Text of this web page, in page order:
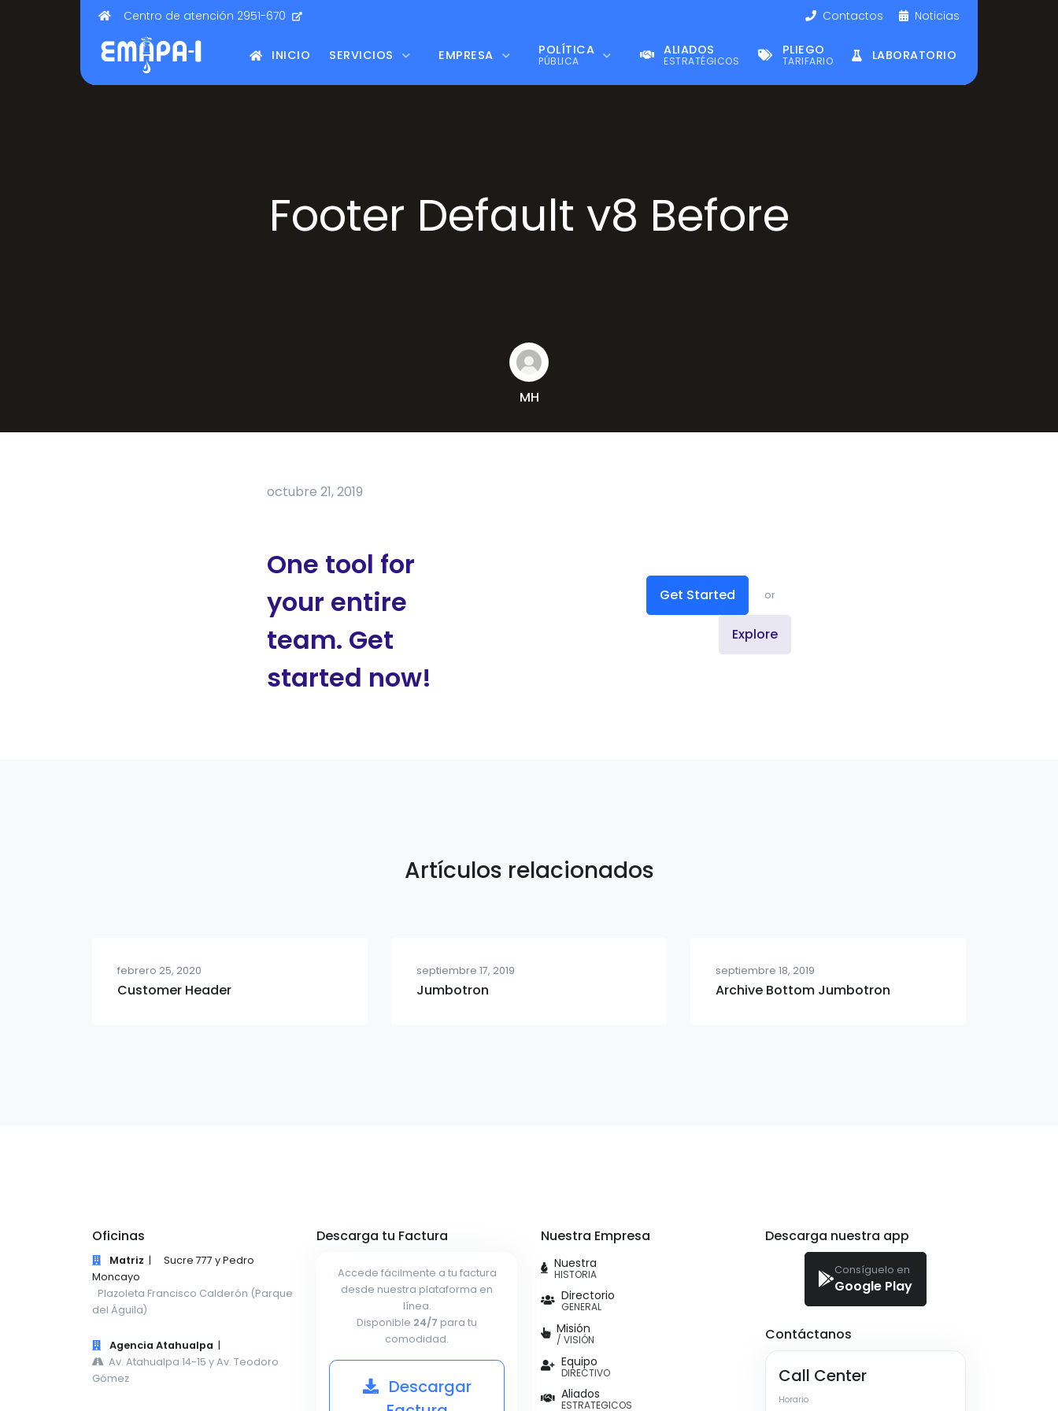
Centro de atención 2951-670 Contactos Noticias
INICIO SERVICIOS EMPRESA POLÍTICA
PÚBLICA
ALIADOS
ESTRATÉGICOS
PLIEGO
TARIFARIO LABORATORIO
Footer Default v8 Before
MH
octubre 21, 2019
One tool for
your entire
team. Get
started now!
Get Started or
Explore
Artículos relacionados
febrero 25, 2020
Customer Header
septiembre 17, 2019
Jumbotron
septiembre 18, 2019
Archive Bottom Jumbotron
Oficinas
Matriz |
Sucre 777 y Pedro
Moncayo
Plazoleta Francisco Calderón (Parque
del Águila)
Agencia Atahualpa |
Av. Atahualpa 14-15 y Av. Teodoro
Gómez
Descarga tu Factura
Accede fácilmente a tu factura
desde nuestra plataforma en
línea.
Disponible 24/7 para tu
comodidad.
Descargar
Nuestra Empresa
Nuestra
HISTORIA
Directorio
GENERAL
Misión
/ VISIÓN
Equipo
DIRECTIVO
Aliados
ESTRATEGICOS
Descarga nuestra app
Consíguelo en
Google Play
Contáctanos
Call Center
Horario